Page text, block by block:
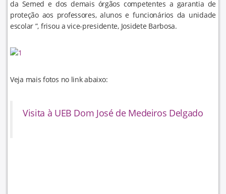
da Semed e dos demais órgãos competentes a garantia de
proteção aos professores, alunos e funcionários da unidade
escolar ”, frisou a vice-presidente, Josidete Barbosa.
Veja mais fotos no link abaixo:
Visita à UEB Dom José de Medeiros Delgado